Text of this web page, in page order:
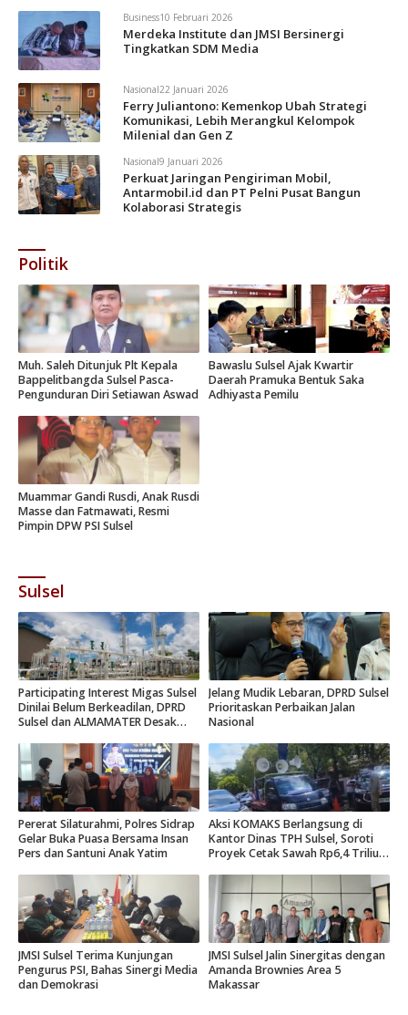
Business10 Februari 2026
Merdeka Institute dan JMSI Bersinergi
Tingkatkan SDM Media
Nasional22 Januari 2026
Ferry Juliantono: Kemenkop Ubah Strategi
Komunikasi, Lebih Merangkul Kelompok
Milenial dan Gen Z
Nasional9 Januari 2026
Perkuat Jaringan Pengiriman Mobil,
Antarmobil.id dan PT Pelni Pusat Bangun
Kolaborasi Strategis
Politik
Muh. Saleh Ditunjuk Plt Kepala
Bappelitbangda Sulsel Pasca-
Pengunduran Diri Setiawan Aswad
Bawaslu Sulsel Ajak Kwartir
Daerah Pramuka Bentuk Saka
Adhiyasta Pemilu
Muammar Gandi Rusdi, Anak Rusdi
Masse dan Fatmawati, Resmi
Pimpin DPW PSI Sulsel
Sulsel
Participating Interest Migas Sulsel
Dinilai Belum Berkeadilan, DPRD
Sulsel dan ALMAMATER Desak
Jelang Mudik Lebaran, DPRD Sulsel
Prioritaskan Perbaikan Jalan
Nasional
Pererat Silaturahmi, Polres Sidrap
Gelar Buka Puasa Bersama Insan
Pers dan Santuni Anak Yatim
Aksi KOMAKS Berlangsung di
Kantor Dinas TPH Sulsel, Soroti
Proyek Cetak Sawah Rp6,4 Triliun
JMSI Sulsel Terima Kunjungan
Pengurus PSI, Bahas Sinergi Media
dan Demokrasi
JMSI Sulsel Jalin Sinergitas dengan
Amanda Brownies Area 5
Makassar